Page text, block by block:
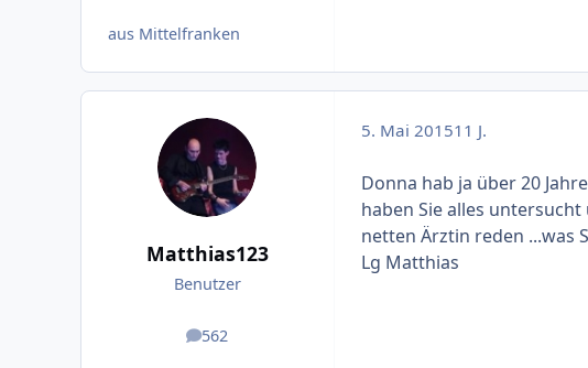
aus Mittelfranken
Matthias123
Benutzer
562
Beiträge
5. Mai 201511 J.
Donna hab ja über 20
haben Sie alles
netten Ärztin reden ...was
Lg Matthias